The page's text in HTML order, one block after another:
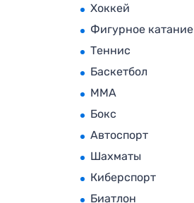
Хоккей
Фигурное катание
Теннис
Баскетбол
MMA
Бокс
Автоспорт
Шахматы
Киберспорт
Биатлон